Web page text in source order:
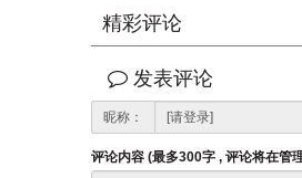
精彩评论
发表评论
昵称：
评论内容 (最多300字 , 评论将在管